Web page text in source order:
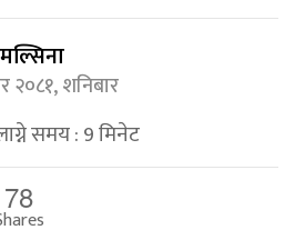
२०८१, शनिबार
समय :9मिनेट
78